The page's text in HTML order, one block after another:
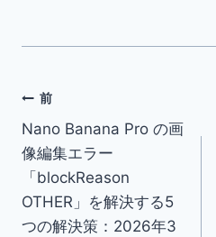
投
稿
ナ
ビ
前
Nano Banana Pro の画
像編集エラー
「blockReason
OTHER」を解決する5
つの解決策：2026年3